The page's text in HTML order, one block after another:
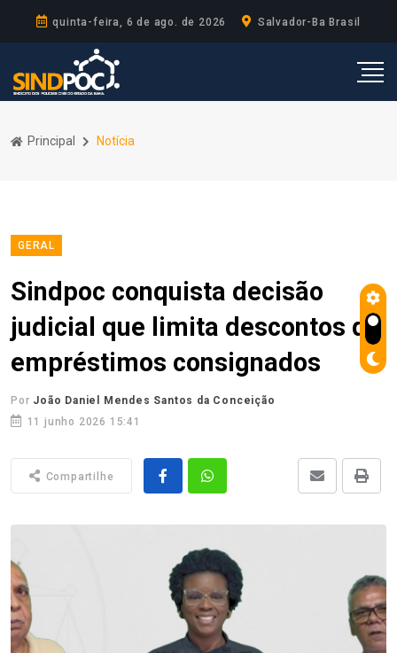
quinta-feira, 6 de ago. de 2026 Salvador-Ba Brasil
Principal Notícia
GERAL
Sindpoc conquista decisão
judicial que limita descontos de
empréstimos consignados
Por João Daniel Mendes Santos da Conceição
11 junho 2026 15:41
Compartilhe